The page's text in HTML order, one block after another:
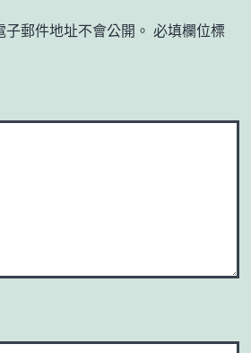
郵件地址不會公開。 必填欄位標